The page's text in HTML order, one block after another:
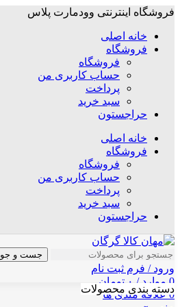
فروشگاه اینترنتی وودمارت پلاس
خانه اصلی
فروشگاه
فروشگاه
حساب کاربری من
پرداخت
سبد خرید
حراجستون
خانه اصلی
فروشگاه
فروشگاه
حساب کاربری من
پرداخت
سبد خرید
حراجستون
جست و جو
ورود / فرم ثبت نام
0 موارد / ۰ تومان
0 علاقه مندی ها
دسته بندی محصولات